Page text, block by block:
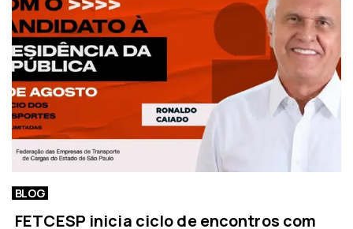
BLOG
FETCESP inicia ciclo de encontros com